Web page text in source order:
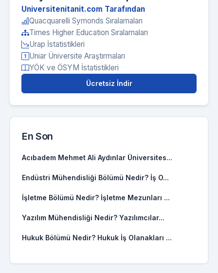
Universitenitanit.com Tarafından
Quacquarelli Symonds Sıralamaları
Times Higher Education Sıralamaları
Urap İstatistikleri
Uniar Üniversite Araştırmaları
YÖK ve ÖSYM İstatistikleri
Ücretsiz İndir
En Son
Acıbadem Mehmet Ali Aydınlar Üniversites...
Endüstri Mühendisliği Bölümü Nedir? İş O...
İşletme Bölümü Nedir? İşletme Mezunları ...
Yazılım Mühendisliği Nedir? Yazılımcılar...
Hukuk Bölümü Nedir? Hukuk İş Olanakları ...